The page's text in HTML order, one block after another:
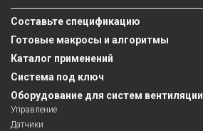
Составьте спецификацию
Готовые макросы и алгоритмы
Каталог применений
Система под ключ
Оборудование для систем вентиляции
Управление
Датчики